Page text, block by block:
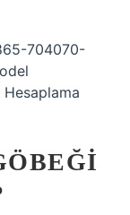
704070-